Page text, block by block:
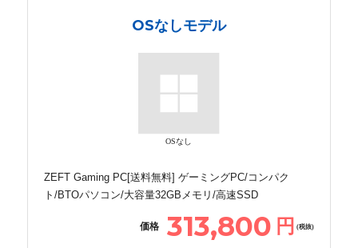
OSなしモデル
OSなし
ZEFT Gaming PC[送料無料] ゲーミングPC/コンパク
ト/BTOパソコン/大容量32GBメモリ/高速SSD
価格 313,800 円 (税抜)